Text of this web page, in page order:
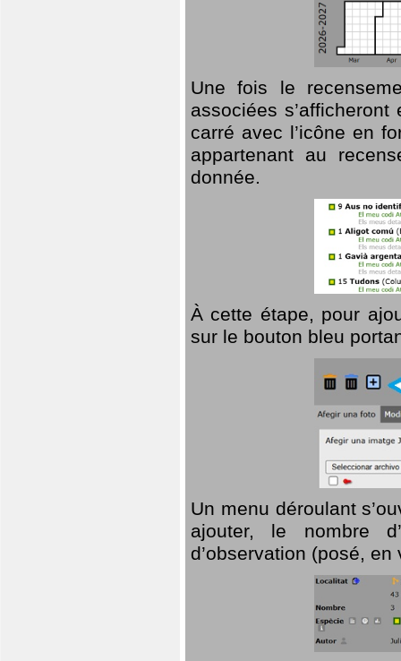
Une fois le
associées
carré avec l’icône en
appartenant au
donnée.
À cette étape, pour
sur le bouton bleu
Un menu déroulant
ajouter, le nombre
d’observation (posé,